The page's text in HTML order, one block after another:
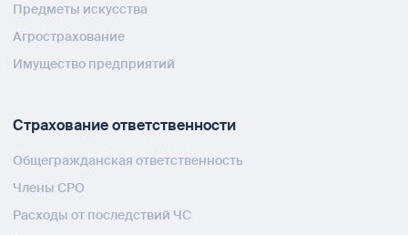
Предметы искусства
Агрострахование
Имущество предприятий
Страхование ответственности
Общегражданская ответственность
Члены СРО
Расходы от последствий ЧС